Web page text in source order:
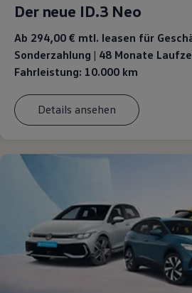
Lifestyle
Familie
Elektromobilität
Volkswagen R
Pannen- und Unfallhilfe
Der neue ID.3 Neo
Ab 294,00 € mtl. leasen für
Sonderzahlung | 48 Monate
Fahrleistung: 10.000 km
Details ansehen